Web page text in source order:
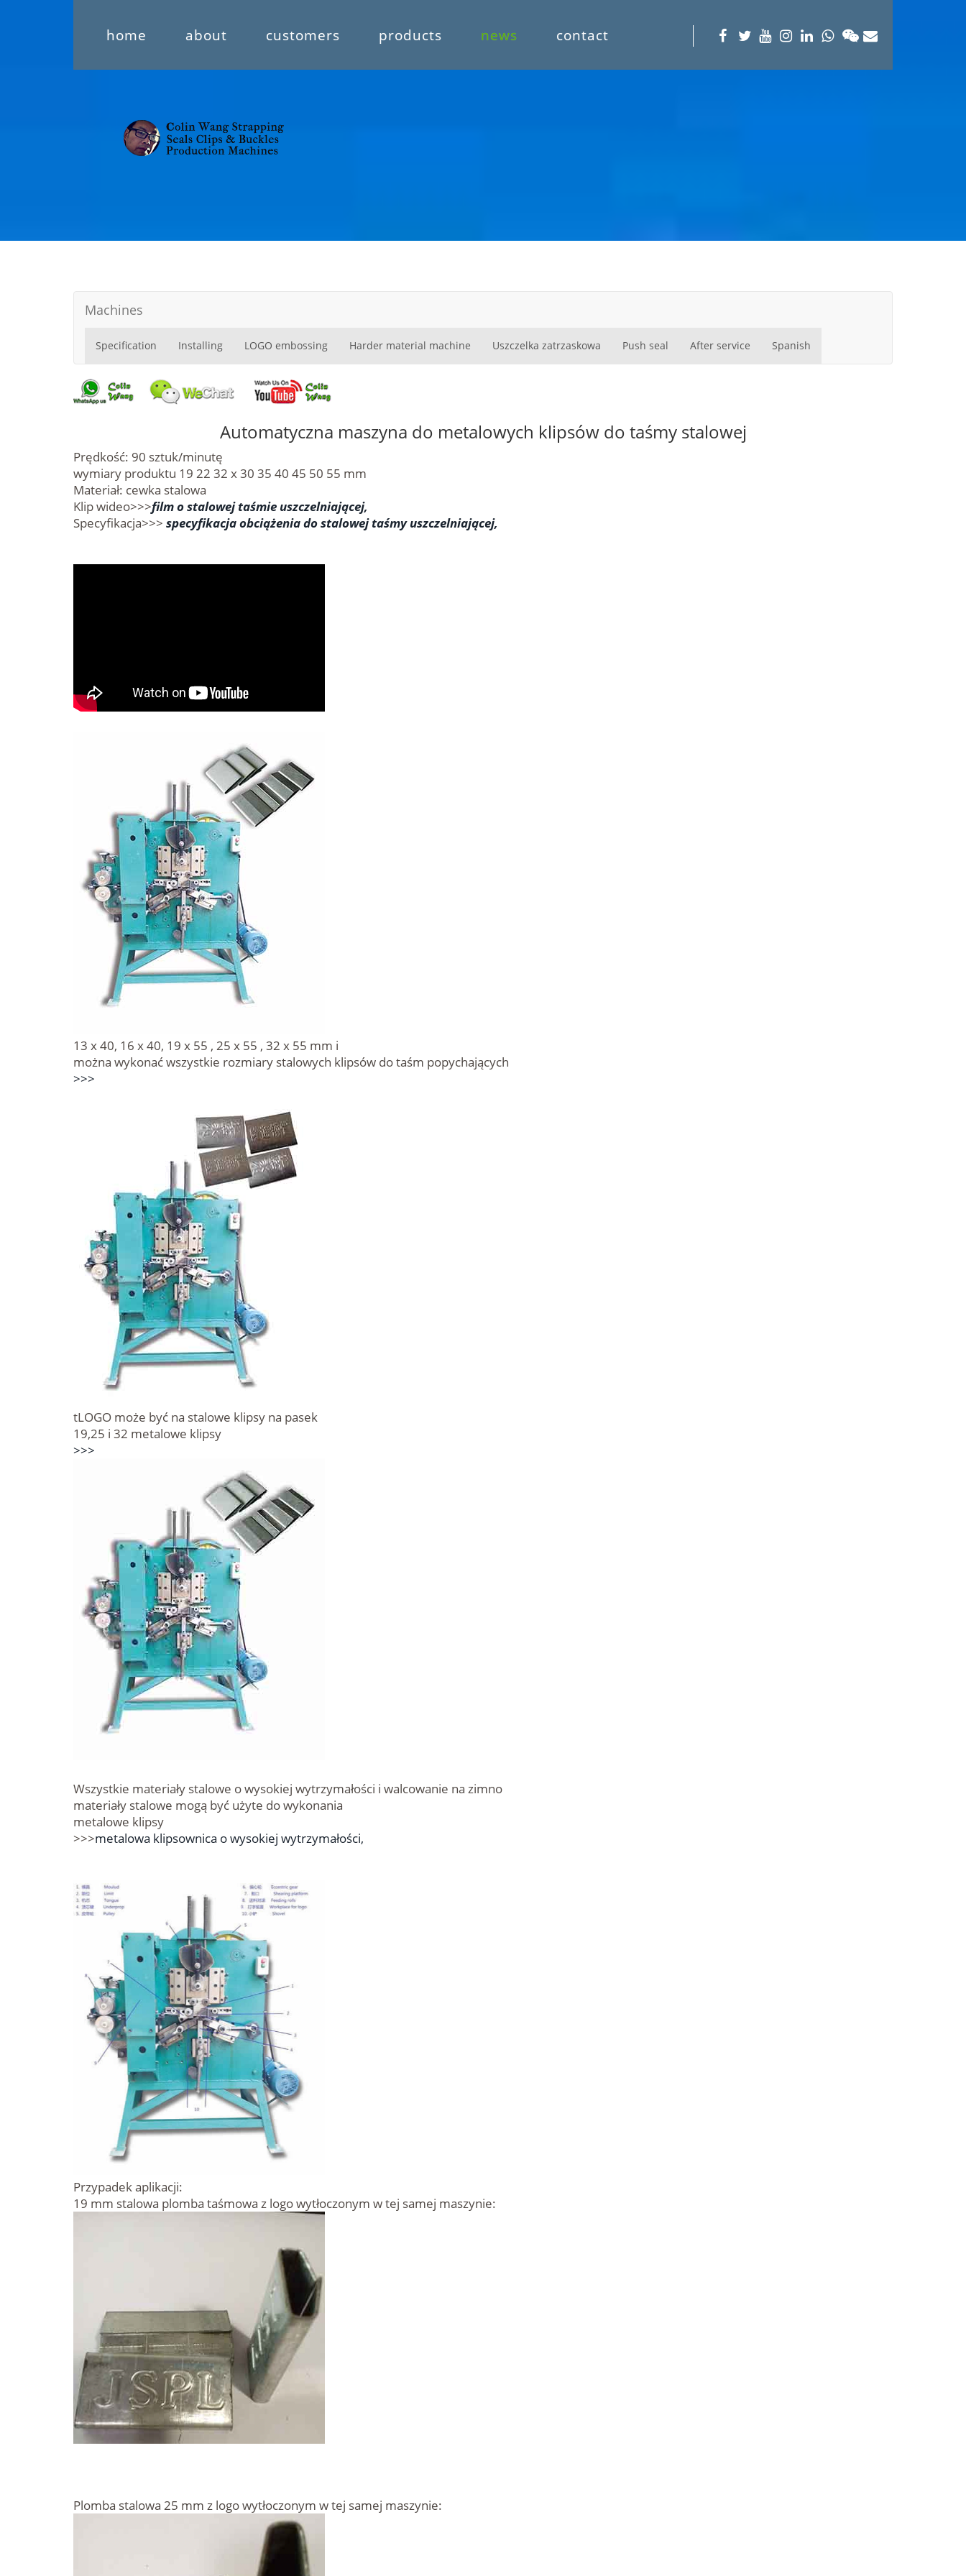
home about customers products news contact
Machines
Specification Installing LOGO embossing Harder material machine Uszczelka zatrzaskowa Push seal After service Spanish
Automatyczna maszyna do metalowych klipsów do taśmy stalowej
Prędkość: 90 sztuk/minutę
wymiary produktu 19 22 32 x 30 35 40 45 50 55 mm
Materiał: cewka stalowa
Klip wideo>>>film o stalowej taśmie uszczelniającej,
Specyfikacja>>> specyfikacja obciążenia do stalowej taśmy uszczelniającej,
13 x 40, 16 x 40, 19 x 55 , 25 x 55 , 32 x 55 mm i
można wykonać wszystkie rozmiary stalowych klipsów do taśm popychających
>>>
tLOGO może być na stalowe klipsy na pasek
19,25 i 32 metalowe klipsy
>>>
Wszystkie materiały stalowe o wysokiej wytrzymałości i walcowanie na zimno
materiały stalowe mogą być użyte do wykonania
metalowe klipsy
>>>metalowa klipsownica o wysokiej wytrzymałości,
Przypadek aplikacji:
19 mm stalowa plomba taśmowa z logo wytłoczonym w tej samej maszynie:
Plomba stalowa 25 mm z logo wytłoczonym w tej samej maszynie: